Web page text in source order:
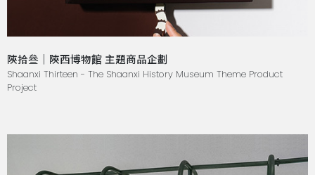
陝拾叄｜陝西博物館 主題商品企劃
Shaanxi Thirteen - The Shaanxi History Museum Theme Product
Project